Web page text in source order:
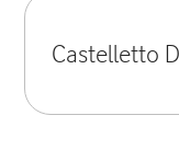
Castelletto